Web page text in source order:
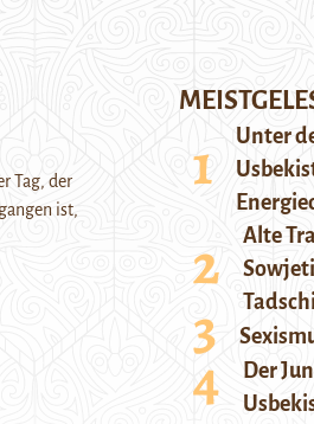
Tag, der
ist,
Unter
Alte
Der